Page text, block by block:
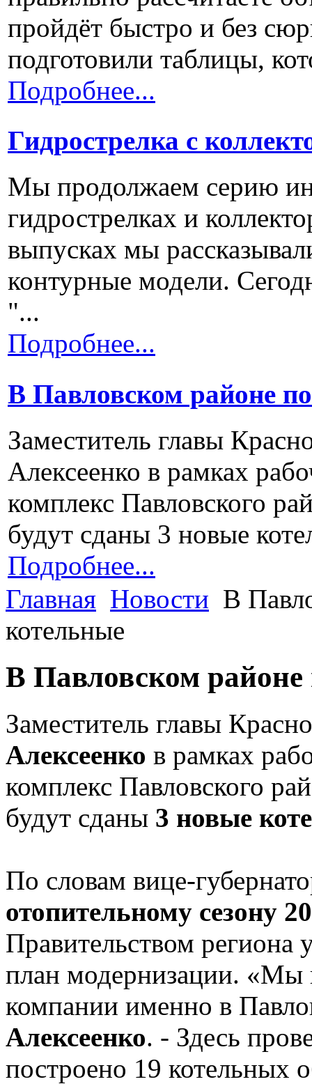
пройдёт быстро и без
подготовили таблицы,
Подробнее...
Гидрострелка с
Мы продолжаем серию
гидрострелках и
выпусках мы
контурные модели.
"...
Подробнее...
В Павловском районе
Заместитель главы
Алексеенко в рамках
комплекс Павловского
будут сданы 3 новые
Подробнее...
Главная Новости В
котельные
В Павловском районе
Заместитель главы
Алексеенко в рамках
комплекс Павловского
будут сданы 3 новые
По словам вице-
отопительному сезону
Правительством региона
план модернизации. «Мы
компании именно в
Алексеенко. - Здесь
построено 19